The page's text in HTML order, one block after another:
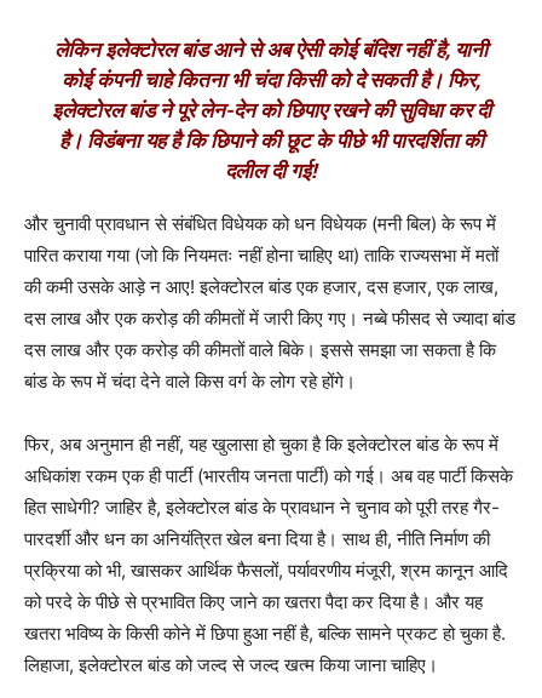
लेकिन इलेक्टोरल बांड आने से अब ऐसी कोई बंदिश नहीं है, यानी
कोई कंपनी चाहे कितना भी चंदा किसी को दे सकती है। फिर,
इलेक्टोरल बांड ने पूरे लेन-देन को छिपाए रखने की सुविधा कर दी
है। विडंबना यह है कि छिपाने की छूट के पीछे भी पारदर्शिता की
दलील दी गई!
और चुनावी प्रावधान से संबंधित विधेयक को धन विधेयक (मनी बिल) के रूप में
पारित कराया गया (जो कि नियमतः नहीं होना चाहिए था) ताकि राज्यसभा में मतों
की कमी उसके आड़े न आए! इलेक्टोरल बांड एक हजार, दस हजार, एक लाख,
दस लाख और एक करोड़ की कीमतों में जारी किए गए। नब्बे फीसद से ज्यादा बांड
दस लाख और एक करोड़ की कीमतों वाले बिके। इससे समझा जा सकता है कि
बांड के रूप में चंदा देने वाले किस वर्ग के लोग रहे होंगे।
फिर, अब अनुमान ही नहीं, यह खुलासा हो चुका है कि इलेक्टोरल बांड के रूप में
अधिकांश रकम एक ही पार्टी (भारतीय जनता पार्टी) को गई। अब वह पार्टी किसके
हित साधेगी? जाहिर है, इलेक्टोरल बांड के प्रावधान ने चुनाव को पूरी तरह गैर-
पारदर्शी और धन का अनियंत्रित खेल बना दिया है। साथ ही, नीति निर्माण की
प्रक्रिया को भी, खासकर आर्थिक फैसलों, पर्यावरणीय मंजूरी, श्रम कानून आदि
को परदे के पीछे से प्रभावित किए जाने का खतरा पैदा कर दिया है। और यह
खतरा भविष्य के किसी कोने में छिपा हुआ नहीं है, बल्कि सामने प्रकट हो चुका है.
लिहाजा, इलेक्टोरल बांड को जल्द से जल्द खत्म किया जाना चाहिए।